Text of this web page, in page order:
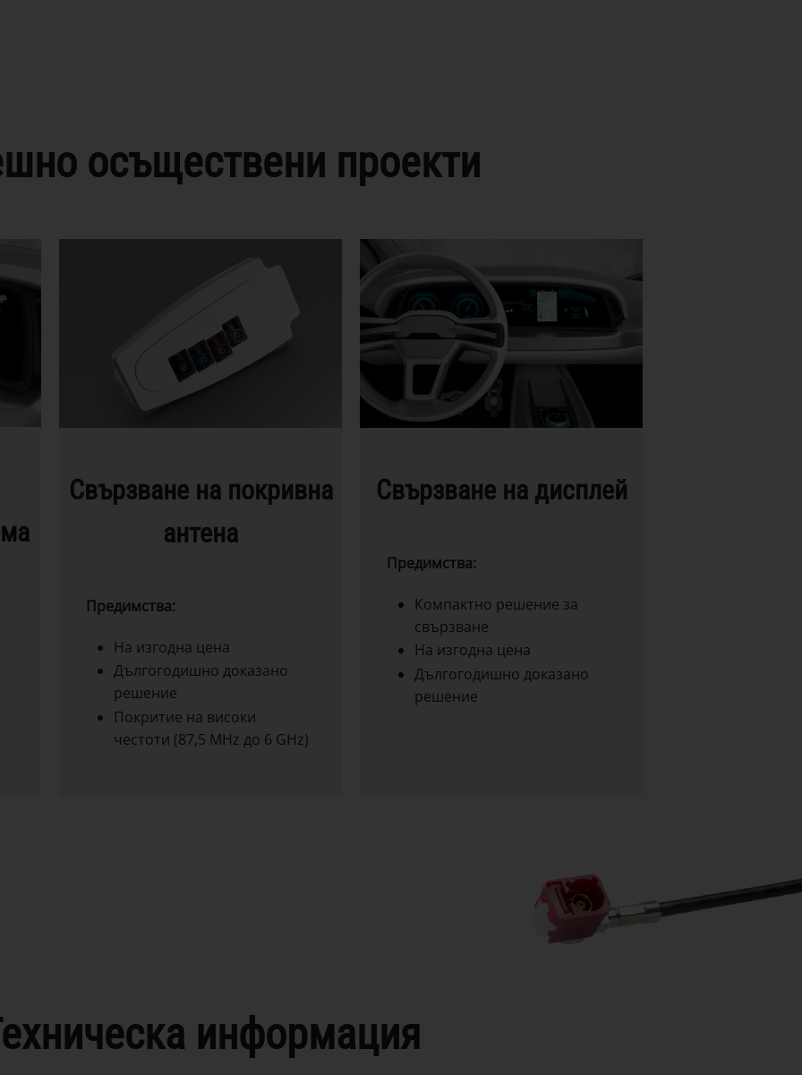
осъществени проекти
Свързване на покривна
антена
Предимства:
На изгодна цена
Дългогодишно доказано
решение
Покритие на високи
честоти (87,5 MHz до 6 GHz)
Свързване на дисплей
Предимства:
Компактно решение за
свързване
На изгодна цена
Дългогодишно доказано
решение
информация